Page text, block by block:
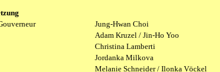
Jung-Hwan Choi
Adam Kruzel / Jin-Ho Yoo
Christina Lamberti
Jordanka Milkova
Melanie Schneider / Ilonka Vöckel